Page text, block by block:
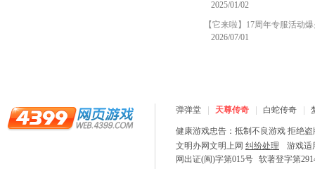
2025/01/02
【它来啦】17周年专服活动
2026/07/01
弹弹堂 天尊传奇 白蛇传奇
健康游戏忠告：抵制不良游戏 拒绝
文明办网文明上网 纠纷处理
游戏适
网出证(闽)字第015号 软著登字第